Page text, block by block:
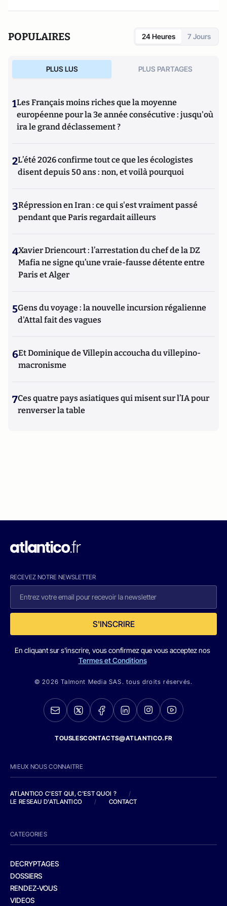
POPULAIRES 24 Heures 7 Jours
PLUS LUS PLUS PARTAGES
1Les Français moins riches que la moyenne
européenne pour la 3e année consécutive : jusqu'où
ira le grand déclassement ?
2L’été 2026 confirme tout ce que les écologistes
disent depuis 50 ans : non, et voilà pourquoi
3Répression en Iran : ce qui s'est vraiment passé
pendant que Paris regardait ailleurs
4Xavier Driencourt : l’arrestation du chef de la DZ
Mafia ne signe qu’une vraie-fausse détente entre
Paris et Alger
5Gens du voyage : la nouvelle incursion régalienne
d'Attal fait des vagues
6Et Dominique de Villepin accoucha du villepino-
macronisme
7Ces quatre pays asiatiques qui misent sur l’IA pour
renverser la table
RECEVEZ NOTRE NEWSLETTER
S'INSCRIRE
En cliquant sur s'inscrire, vous confirmez que vous acceptez nos
Termes et Conditions
© 2026 Talmont Media SAS. tous droits réservés.
TOUSLESCONTACTS@ATLANTICO.FR
MIEUX NOUS CONNAITRE
ATLANTICO C'EST QUI, C'EST QUOI ?
/
LE RESEAU D'ATLANTICO
/ CONTACT
CATEGORIES
DECRYPTAGES
DOSSIERS
RENDEZ-VOUS
VIDEOS